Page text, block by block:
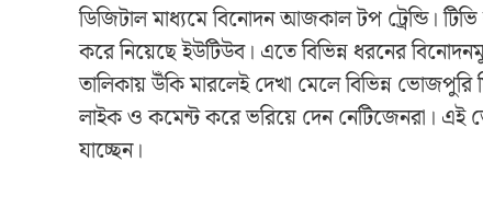
ডিজিটাল মাধ্যমে বিনোদন আজকাল টপ ট্রেন্ডি।
করে নিয়েছে ইউটিউব। এতে বিভিন্ন ধরনের
তালিকায় উঁকি মারলেই দেখা মেলে বিভিন্ন
লাইক ও কমেন্ট করে ভরিয়ে দেন নেটিজেনরা। এই
যাচ্ছেন।